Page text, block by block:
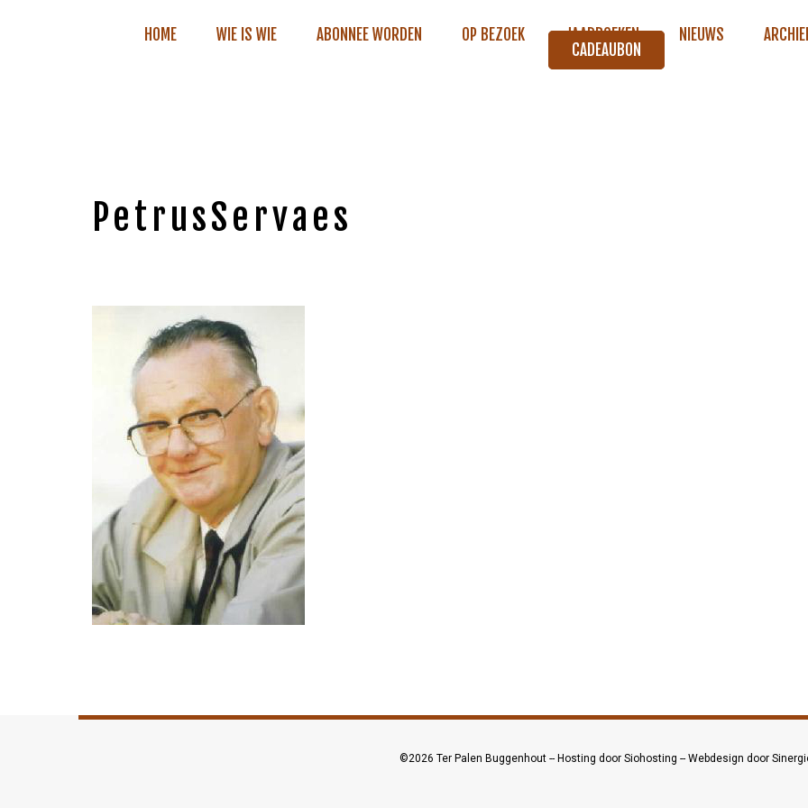
HOME WIE IS WIE ABONNEE WORDEN OP BEZOEK JAARBOEKEN NIEUWS
CADEAUBON
PetrusServaes
©2026 Ter Palen Buggenhout -- Hosting door Siohosting -- Webdesign door